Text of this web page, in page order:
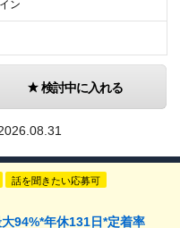
ン
検討中に入れる
話を聞きたい応募可
94%*年休131日*定着率